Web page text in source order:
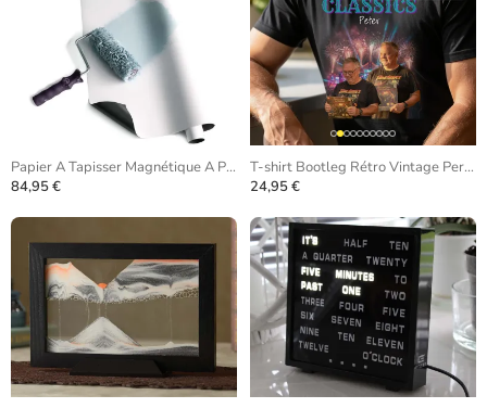
Papier A Tapisser Magnétique A Peindre
84,95 €
T-shirt Bootleg Rétro Vintage Personnalisé
24,95 €